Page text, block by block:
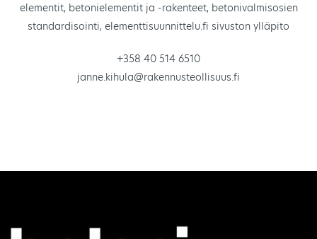
elementit, betonielementit ja -rakenteet, betonivalmisosien
standardisointi, elementtisuunnittelu.fi sivuston ylläpito
+358 40 514 6510
janne.kihula@rakennusteollisuus.fi